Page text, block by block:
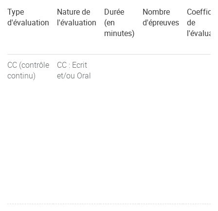
Type
d'évaluation
Nature de
l'évaluation
Durée
(en
minutes)
Nombre
d'épreuves
de
CC (contrôle
continu)
CC : Ecrit
et/ou Oral